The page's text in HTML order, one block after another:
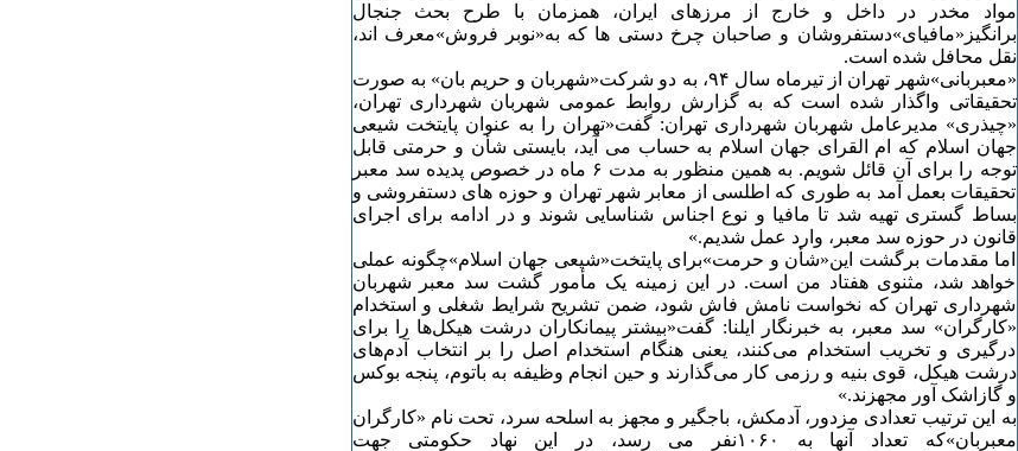
مواد مخدر در داخل و خارج از مرزهای ایران، همزمان با طرح بحث جنجال
برانگیز«مافیای»دستفروشان و صاحبان چرخ دستی ها که به«نوبر فروش»معرف اند،
نقل محافل شده است.
«معبربانی»شهر تهران از تیرماه سال ۹۴، به دو شرکت«شهربان و حریم بان» به صورت
تحقیقاتی واگذار شده است که به گزارش روابط عمومی شهربان شهرداری تهران،
«چیذری» مدیرعامل شهربان شهرداری تهران: گفت«تهران را به عنوان پایتخت شیعی
جهان اسلام که ام القرای جهان اسلام به حساب می آید، بایستی شأن و حرمتی قابل
توجه را برای آن قائل شویم. به همین منظور به مدت ۶ ماه در خصوص پدیده سد معبر
تحقیقات بعمل آمد به طوری که اطلسی از معابر شهر تهران و حوزه های دستفروشی و
بساط گستری تهیه شد تا مافیا و نوع اجناس شناسایی شوند و در ادامه برای اجرای
قانون در حوزه سد معبر، وارد عمل شدیم.»
اما مقدمات برگشت این«شأن و حرمت»برای پایتخت«شیعی جهان اسلام»چگونه عملی
خواهد شد، مثنوی هفتاد من است. در این زمینه یک مأمور گشت سد معبر شهربان
شهرداری تهران که نخواست نامش فاش شود، ضمن تشریح شرایط شغلی و استخدام
«کارگران» سد معبر، به خبرنگار ایلنا: گفت«بیشتر پیمانکاران درشت هیکل‌ها را برای
درگیری و تخریب استخدام می‌کنند، یعنی هنگام استخدام اصل را بر انتخاب آدم‌های
درشت هیکل، قوی بنیه و رزمی کار می‌گذارند و حین انجام وظیفه به باتوم، پنجه بوکس
و گازاشک آور مجهزند.»
به این ترتیب تعدادی مزدور، آدمکش، باجگیر و مجهز به اسلحه سرد، تحت نام «کارگران
معبربان»که تعداد آنها به ۱۰۶۰نفر می رسد، در این نهاد حکومتی جهت